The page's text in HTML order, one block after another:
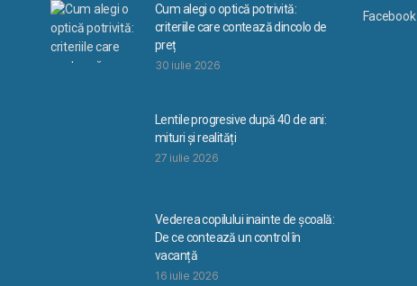
Cum alegi o optică potrivită:
criteriile care contează dincolo de
preț
30 iulie 2026
Lentile progresive după 40 de ani:
mituri și realități
27 iulie 2026
Vederea copilului inainte de școală:
De ce contează un control în
vacanță
16 iulie 2026
Facebook